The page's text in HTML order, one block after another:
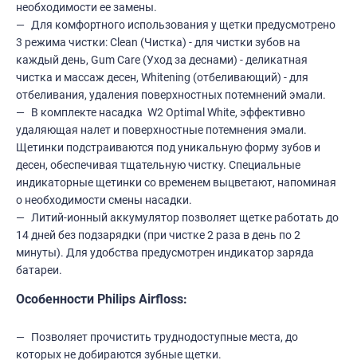
необходимости ее замены.
Для комфортного использования у щетки предусмотрено
3 режима чистки: Clean (Чистка) - для чистки зубов на
каждый день, Gum Care (Уход за деснами) - деликатная
чистка и массаж десен, Whitening (отбеливающий) - для
отбеливания, удаления поверхностных потемнений эмали.
В комплекте насадка W2 Optimal White, эффективно
удаляющая налет и поверхностные потемнения эмали.
Щетинки подстраиваются под уникальную форму зубов и
десен, обеспечивая тщательную чистку. Специальные
индикаторные щетинки со временем выцветают, напоминая
о необходимости смены насадки.
Литий-ионный аккумулятор позволяет щетке работать до
14 дней без подзарядки (при чистке 2 раза в день по 2
минуты). Для удобства предусмотрен индикатор заряда
батареи.
Особенности Philips Airfloss:
Позволяет прочистить труднодоступные места, до
которых не добираются зубные щетки.